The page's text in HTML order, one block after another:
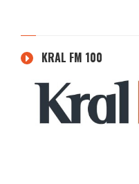
KRAL FM 100